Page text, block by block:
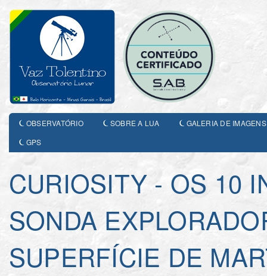
OBSERVATÓRIO SOBRE A LUA
GALERIA DE IMAGENS
GPS
CURIOSITY - OS 10
SONDA
SUPERFÍCIE DE